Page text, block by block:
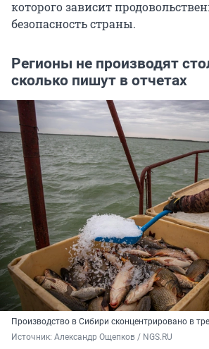
которого зависит
безопасность страны.
Регионы не производят
сколько пишут в отчетах
Производство в Сибири сконцентрировано в
Источник: Александр Ощепков / NGS.RU